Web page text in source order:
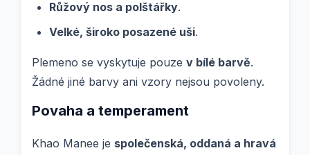
Růžový nos a polštářky.
Velké, široko posazené uši.
Plemeno se vyskytuje pouze v bílé barvě.
Žádné jiné barvy ani vzory nejsou povoleny.
Povaha a temperament
Khao Manee je společenská, oddaná a hravá